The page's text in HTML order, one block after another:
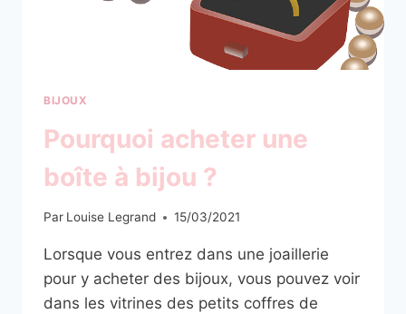
BIJOUX
Pourquoi acheter une
boîte à bijou ?
Par Louise Legrand 15/03/2021
Lorsque vous entrez dans une joaillerie
pour y acheter des bijoux, vous pouvez voir
dans les vitrines des petits coffres de